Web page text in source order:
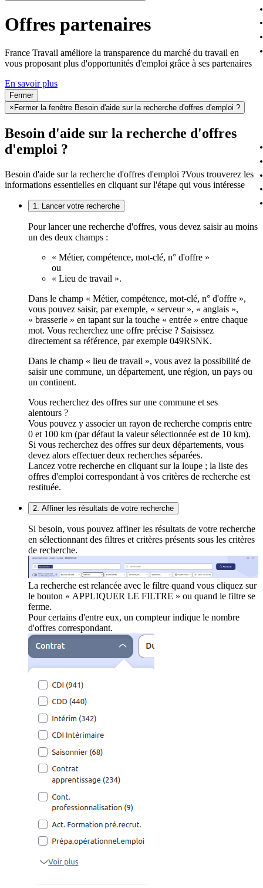
Offres partenaires
France Travail améliore la transparence du marché du travail en
vous proposant plus d'opportunités d'emploi grâce à ses partenaires
En savoir plus
Fermer
× Fermer la fenêtre Besoin d'aide sur la recherche d'offres d'emploi ?
Besoin d'aide sur la recherche d'offres
d'emploi ?
Besoin d'aide sur la recherche d'offres d'emploi ?Vous trouverez les
informations essentielles en cliquant sur l'étape qui vous intéresse
1. Lancer votre recherche
Pour lancer une recherche d'offres, vous devez saisir au moins
un des deux champs :
« Métier, compétence, mot-clé, n° d'offre »
ou
« Lieu de travail ».
Dans le champ « Métier, compétence, mot-clé, n° d'offre »,
vous pouvez saisir, par exemple, « serveur », « anglais »,
« brasserie » en tapant sur la touche « entrée » entre chaque
mot. Vous recherchez une offre précise ? Saisissez
directement sa référence, par exemple 049RSNK.
Dans le champ « lieu de travail », vous avez la possibilité de
saisir une commune, un département, une région, un pays ou
un continent.
Vous recherchez des offres sur une commune et ses
alentours ?
Vous pouvez y associer un rayon de recherche compris entre
0 et 100 km (par défaut la valeur sélectionnée est de 10 km).
Si vous recherchez des offres sur deux départements, vous
devez alors effectuer deux recherches séparées.
Lancez votre recherche en cliquant sur la loupe ; la liste des
offres d'emploi correspondant à vos critères de recherche est
restituée.
2. Affiner les résultats de votre recherche
Si besoin, vous pouvez affiner les résultats de votre recherche
en sélectionnant des filtres et critères présents sous les critères
de recherche.
La recherche est relancée avec le filtre quand vous cliquez sur
le bouton « APPLIQUER LE FILTRE » ou quand le filtre se
ferme.
Pour certains d'entre eux, un compteur indique le nombre
d'offres correspondant.